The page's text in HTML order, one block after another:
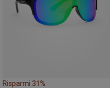
Risparmi 31%